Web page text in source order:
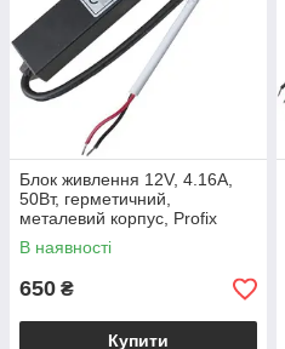
Блок живлення 12V, 4.16A,
50Вт, герметичний,
металевий корпус, Profix
В наявності
650 ₴
Купити